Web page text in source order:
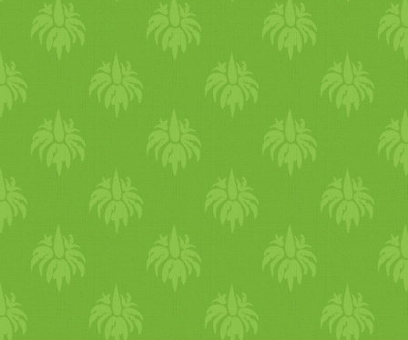
telítetlen zsírsavakban,
olajsavat és
körmökért, hajért és a
aránya nem megfelelő,
fogyasztása akár
csontritkulás ellen napi 1
hónapig vagy akár